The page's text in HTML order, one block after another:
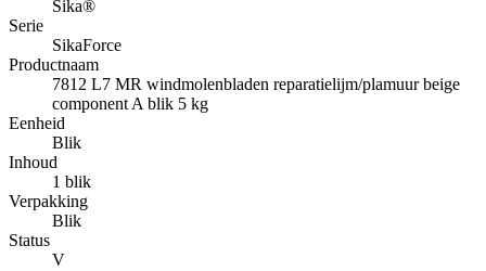
Sika®
Serie
SikaForce
Productnaam
7812 L7 MR windmolenbladen reparatielijm/plamuur beige
component A blik 5 kg
Eenheid
Blik
Inhoud
1 blik
Verpakking
Blik
Status
V